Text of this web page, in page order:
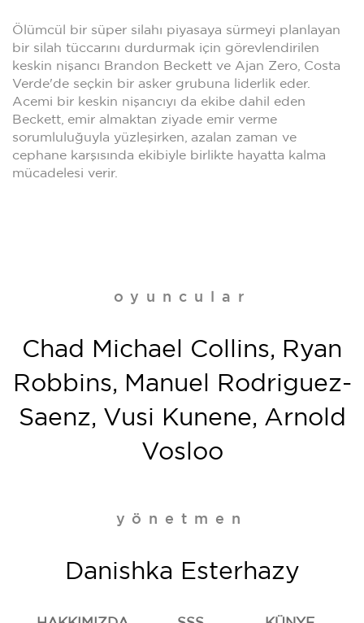
Ölümcül bir süper silahı piyasaya sürmeyi planlayan
bir silah tüccarını durdurmak için görevlendirilen
keskin nişancı Brandon Beckett ve Ajan Zero, Costa
Verde'de seçkin bir asker grubuna liderlik eder.
Acemi bir keskin nişancıyı da ekibe dahil eden
Beckett, emir almaktan ziyade emir verme
sorumluluğuyla yüzleşirken, azalan zaman ve
cephane karşısında ekibiyle birlikte hayatta kalma
mücadelesi verir.
oyuncular
Chad Michael Collins, Ryan
Robbins, Manuel Rodriguez-
Saenz, Vusi Kunene, Arnold
Vosloo
yönetmen
Danishka Esterhazy